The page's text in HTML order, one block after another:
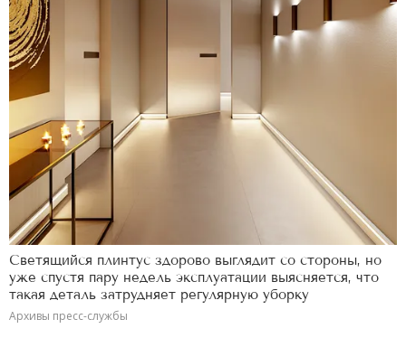
Светящийся плинтус здорово выглядит со стороны, но
уже спустя пару недель эксплуатации выясняется, что
такая деталь затрудняет регулярную уборку
Архивы пресс-службы